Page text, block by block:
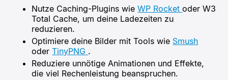
Nutze Caching-Plugins wieWP Rocketoder W3
Total Cache, um deine Ladezeiten zu
reduzieren.
Optimiere deine Bilder mit Tools wie Smush
oderTinyPNG .
Reduziere unnötige Animationen und Effekte,
die viel Rechenleistung beanspruchen.